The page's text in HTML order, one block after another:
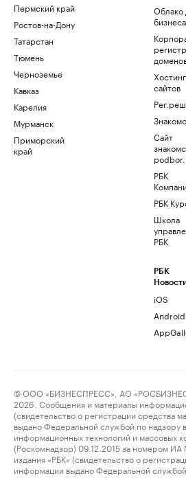
Пермский край
Ростов-на-Дону
Татарстан
Тюмень
Черноземье
Кавказ
Карелия
Мурманск
Приморский
край
Облако
бизнеса
Хостинг
сайтов
Сайт
РБК
РБК
Школа
РБК
РБК
iOS
Android
© ООО «БИЗНЕСПРЕСС», АО
2026. Сообщения и материалы
(свидетельство о регистрации средства
выдано Федеральной службой по надзору
информационных технологий и массовых
(Роскомнадзор) 09.12.2015 за номером
издания «РБК» (свидетельство о
информации выдано Федеральной